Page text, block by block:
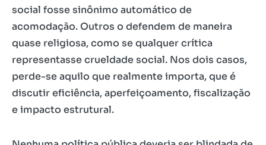
social fosse sinônimo automático de
acomodação. Outros o defendem de maneira
quase religiosa, como se qualquer crítica
representasse crueldade social. Nos dois casos,
perde-se aquilo que realmente importa, que é
discutir eficiência, aperfeiçoamento, fiscalização
e impacto estrutural.